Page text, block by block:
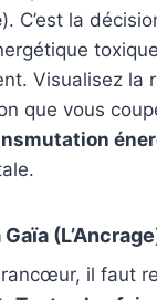
). C’est la
Visualisez la
que vous
il faut